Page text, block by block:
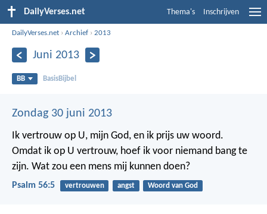
DailyVerses.net Thema's Inschrijven
DailyVerses.net ›Archief ›2013
Juni 2013
BB BasisBijbel
Zondag 30 juni 2013
Ik vertrouw op U, mijn God, en ik prijs uw woord.
Omdat ik op U vertrouw, hoef ik voor niemand bang te
zijn. Wat zou een mens mij kunnen doen?
Psalm 56:5 vertrouwen angst Woord van God